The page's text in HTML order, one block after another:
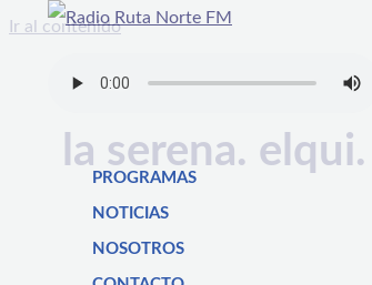
Ir al contenido
PROGRAMAS
NOTICIAS
NOSOTROS
la serena.